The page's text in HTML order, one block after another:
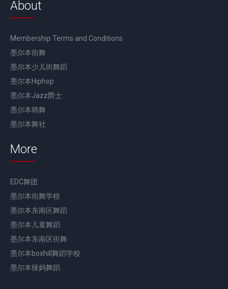
About
Membership Terms and Conditions
墨尔本街舞
墨尔本少儿街舞蹈
墨尔本Hiphop
墨尔本Jazz爵士
墨尔本韩舞
墨尔本舞社
More
EDC舞团
墨尔本街舞学校
墨尔本东南区舞蹈
墨尔本儿童舞蹈
墨尔本东南区街舞
墨尔本boxhill舞蹈学校
墨尔本辣妈舞蹈